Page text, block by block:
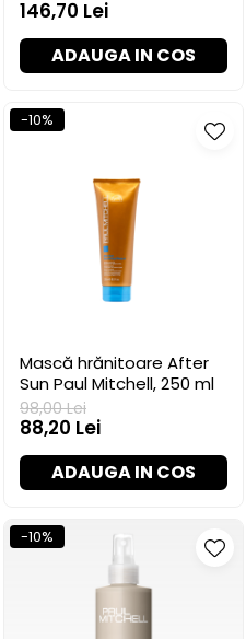
146,70 Lei
ADAUGA IN COS
-10%
Mască hrănitoare After
Sun Paul Mitchell, 250 ml
98,00 Lei
88,20 Lei
ADAUGA IN COS
-10%